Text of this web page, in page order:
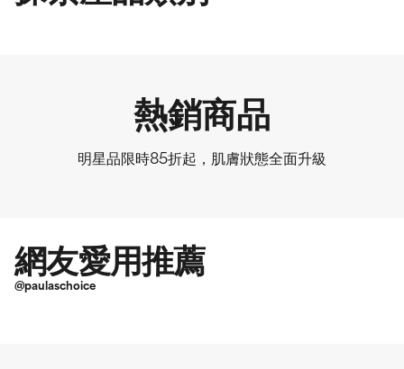
熱銷商品
明星品限時85折起，肌膚狀態全面升級
網友愛用推薦
@paulaschoice